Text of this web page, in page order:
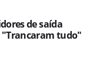
de saída
tudo"